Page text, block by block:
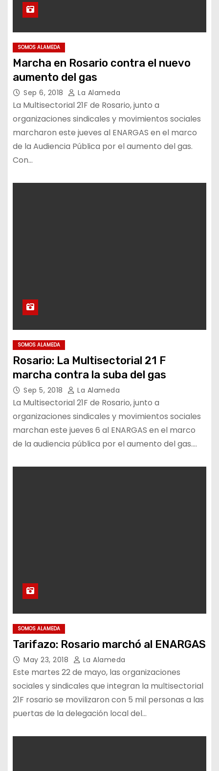
SOMOS ALAMEDA
Marcha en Rosario contra el nuevo
aumento del gas
Sep 6, 2018 La Alameda
La Multisectorial 21F de Rosario, junto a
organizaciones sindicales y movimientos sociales
marcharon este jueves al ENARGAS en el marco
de la Audiencia Pública por el aumento del gas.
Con…
SOMOS ALAMEDA
Rosario: La Multisectorial 21 F
marcha contra la suba del gas
Sep 5, 2018 La Alameda
La Multisectorial 21F de Rosario, junto a
organizaciones sindicales y movimientos sociales
marchan este jueves 6 al ENARGAS en el marco
de la audiencia pública por el aumento del gas.…
SOMOS ALAMEDA
Tarifazo: Rosario marchó al ENARGAS
May 23, 2018 La Alameda
Este martes 22 de mayo, las organizaciones
sociales y sindicales que integran la multisectorial
21F rosario se movilizaron con 5 mil personas a las
puertas de la delegación local del…